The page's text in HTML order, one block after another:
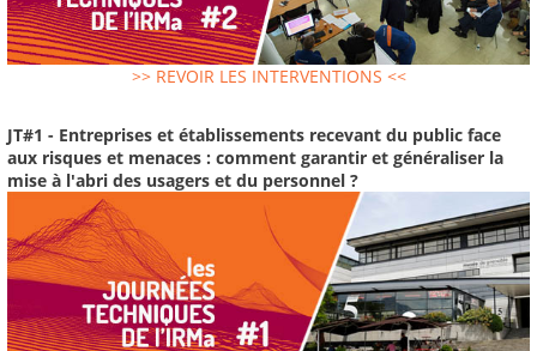
>> REVOIR LES INTERVENTIONS <<
JT#1 - Entreprises et établissements recevant du public face
aux risques et menaces : comment garantir et généraliser la
mise à l'abri des usagers et du personnel ?